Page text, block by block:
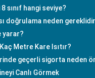
sınıf hangi seviye?
doğrulama neden
yarar?
Metre Kare Isıtır?
geçerli sigorta neden
Canlı Görmek